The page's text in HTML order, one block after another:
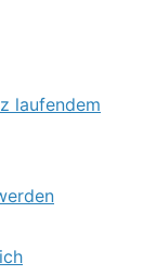
laufendem